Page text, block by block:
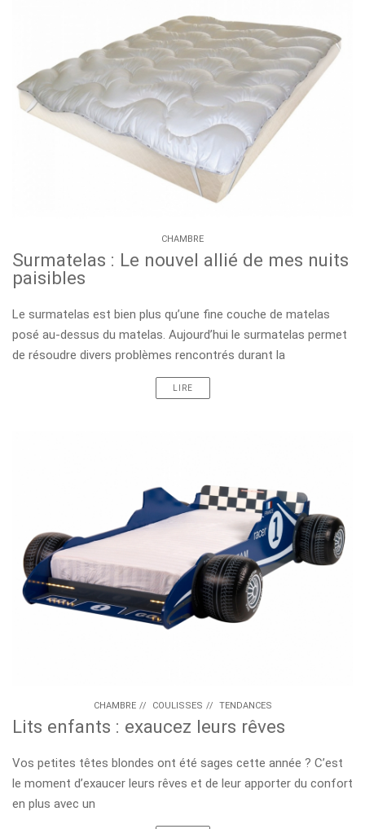
CHAMBRE
Surmatelas : Le nouvel allié de mes nuits
paisibles
Le surmatelas est bien plus qu’une fine couche de matelas
posé au-dessus du matelas. Aujourd’hui le surmatelas permet
de résoudre divers problèmes rencontrés durant la
LIRE
CHAMBRE // COULISSES // TENDANCES
Lits enfants : exaucez leurs rêves
Vos petites têtes blondes ont été sages cette année ? C’est
le moment d’exaucer leurs rêves et de leur apporter du confort
en plus avec un